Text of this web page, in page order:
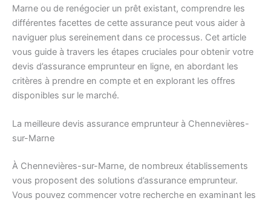
Marne ou de renégocier un prêt existant, comprendre les
différentes facettes de cette assurance peut vous aider à
naviguer plus sereinement dans ce processus. Cet article
vous guide à travers les étapes cruciales pour obtenir votre
devis d’assurance emprunteur en ligne, en abordant les
critères à prendre en compte et en explorant les offres
disponibles sur le marché.
La meilleure devis assurance emprunteur à Chennevières-
sur-Marne
À Chennevières-sur-Marne, de nombreux établissements
vous proposent des solutions d’assurance emprunteur.
Vous pouvez commencer votre recherche en examinant les